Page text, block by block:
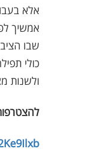
אלא
אמשיך
שבו
כולי
ולשנות